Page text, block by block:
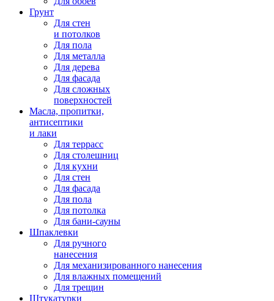
Грунт
Для стен
и потолков
Для пола
Для металла
Для дерева
Для фасада
Для сложных
поверхностей
Масла, пропитки,
антисептики
и лаки
Для террасс
Для столешниц
Для кухни
Для стен
Для фасада
Для пола
Для потолка
Для бани-сауны
Шпаклевки
Для ручного
нанесения
Для механизированного нанесения
Для влажных помещений
Для трещин
Штукатурки